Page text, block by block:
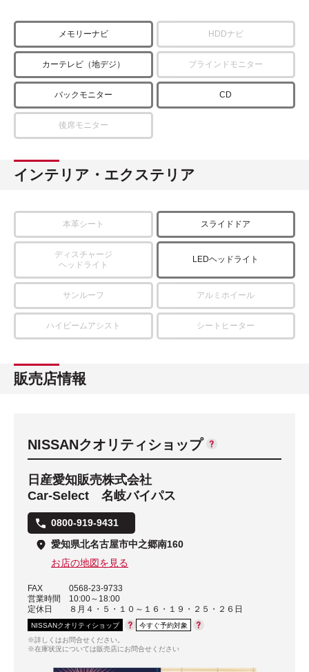
メモリーナビ HDDナビ
カーテレビ（地デジ） ブラインドモニター
バックモニター CD
後席モニター
インテリア・エクステリア
本革シート スライドドア
ディスチャージ
ヘッドライト
LEDヘッドライト
サンルーフ アルミホイール
ハイビームアシスト シートヒーター
販売店情報
NISSANクオリティショップ
日産愛知販売株式会社
Car-Select 名岐バイパス
0800-919-9431
愛知県北名古屋市中之郷南160
お店の地図を見る
FAX
0568-23-9733
営業時間
10:00～18:00
定休日
８月４・５・１０～１６・１９・２５・２６日
NISSANクオリティショップ
今すぐ予約対象
※詳しくはお問合せください。
※在庫状況については販売店にお問合せください